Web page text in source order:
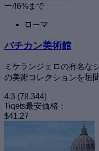
ー46%まで
ローマ
バチカン美術館
ミケランジェロの有名な
の美術コレクションを垣
4.3 (78,344)
Tiqets最安価格：
$41.27